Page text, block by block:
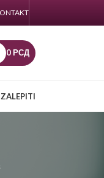
0РСД